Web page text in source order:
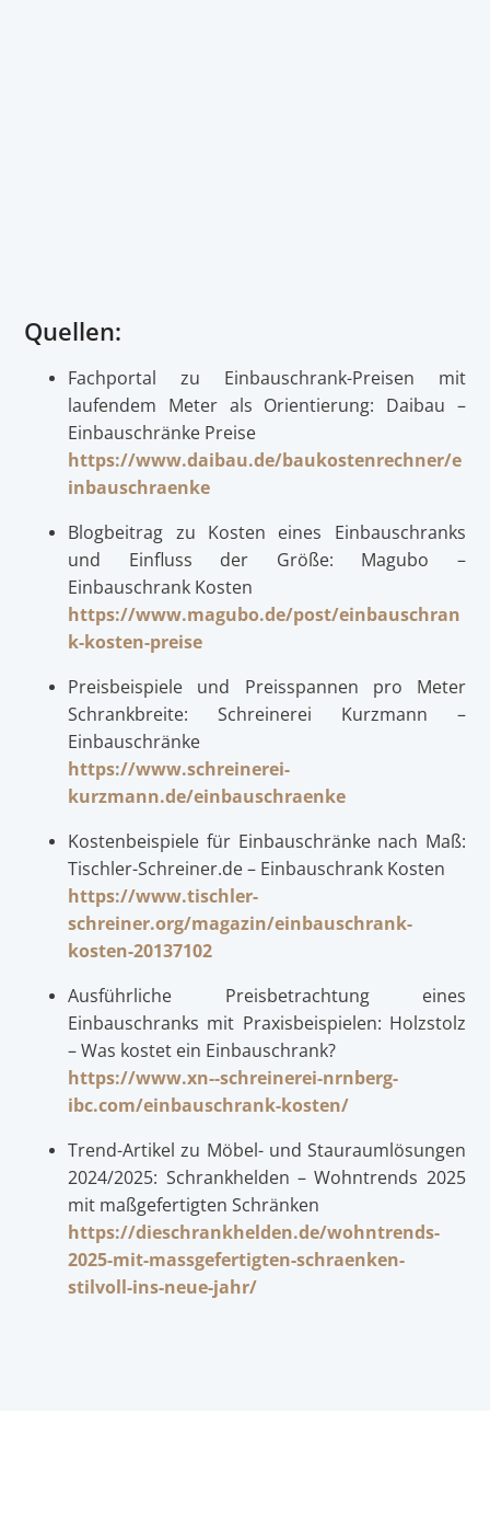
Quellen:
Fachportal zu Einbauschrank-Preisen mit
laufendem Meter als Orientierung: Daibau –
Einbauschränke Preise
https://www.daibau.de/baukostenrechner/e
inbauschraenke
Blogbeitrag zu Kosten eines Einbauschranks
und Einfluss der Größe: Magubo –
Einbauschrank Kosten
https://www.magubo.de/post/einbauschran
k-kosten-preise
Preisbeispiele und Preisspannen pro Meter
Schrankbreite: Schreinerei Kurzmann –
Einbauschränke
https://www.schreinerei-
kurzmann.de/einbauschraenke
Kostenbeispiele für Einbauschränke nach Maß:
Tischler-Schreiner.de – Einbauschrank Kosten
https://www.tischler-
schreiner.org/magazin/einbauschrank-
kosten-20137102
Ausführliche Preisbetrachtung eines
Einbauschranks mit Praxisbeispielen: Holzstolz
– Was kostet ein Einbauschrank?
https://www.xn--schreinerei-nrnberg-
ibc.com/einbauschrank-kosten/
Trend-Artikel zu Möbel- und Stauraumlösungen
2024/2025: Schrankhelden – Wohntrends 2025
mit maßgefertigten Schränken
https://dieschrankhelden.de/wohntrends-
2025-mit-massgefertigten-schraenken-
stilvoll-ins-neue-jahr/